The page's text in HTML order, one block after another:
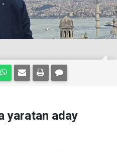
yaratan aday